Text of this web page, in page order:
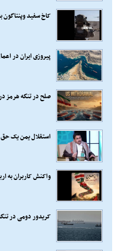
کاخ سفید وپنتاگون
پیروزی ایران در
صلح در تنگه هرمز
استقلال یمن یک
واکنش کاربران به
کریدور دومی در